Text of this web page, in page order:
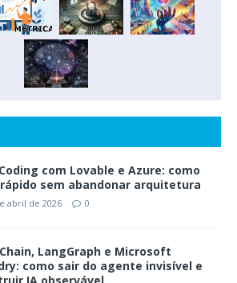
com Lovable e Azure: como
sem abandonar arquitetura
abril de 2026 0
LangGraph e Microsoft
como sair do agente invisível e